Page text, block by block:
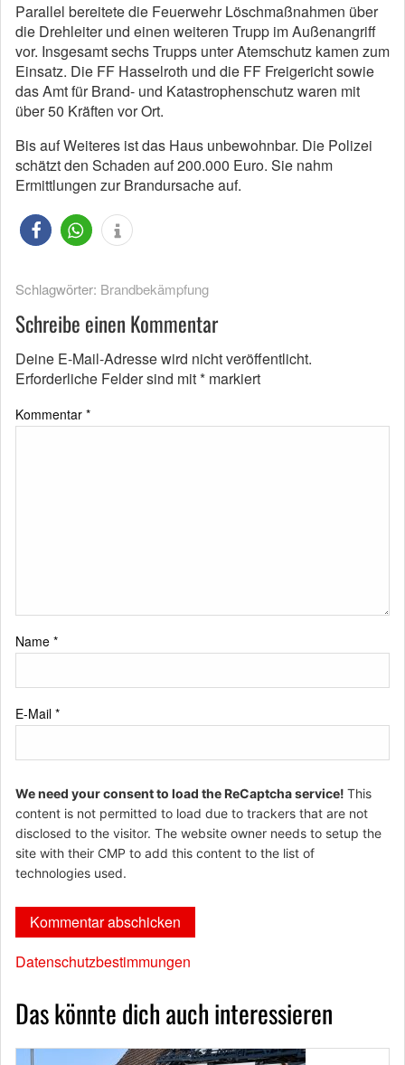
Parallel bereitete die Feuerwehr Löschmaßnahmen über
die Drehleiter und einen weiteren Trupp im Außenangriff
vor. Insgesamt sechs Trupps unter Atemschutz kamen zum
Einsatz. Die FF Hasselroth und die FF Freigericht sowie
das Amt für Brand- und Katastrophenschutz waren mit
über 50 Kräften vor Ort.
Bis auf Weiteres ist das Haus unbewohnbar. Die Polizei
schätzt den Schaden auf 200.000 Euro. Sie nahm
Ermittlungen zur Brandursache auf.
Schlagwörter: Brandbekämpfung
Schreibe einen Kommentar
Deine E-Mail-Adresse wird nicht veröffentlicht.
Erforderliche Felder sind mit* markiert
Kommentar *
Name *
E-Mail *
We need your consent to load the ReCaptcha service! This
content is not permitted to load due to trackers that are not
disclosed to the visitor. The website owner needs to setup the
site with their CMP to add this content to the list of
technologies used.
Datenschutzbestimmungen
Das könnte dich auch interessieren